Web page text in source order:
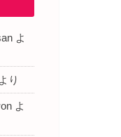
よ
より
よ